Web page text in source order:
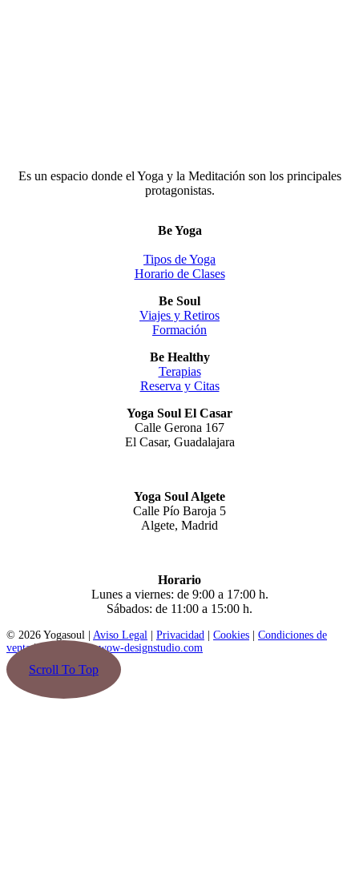
Es un espacio donde el Yoga y la Meditación son los principales
protagonistas.
Be Yoga
Tipos de Yoga
Horario de Clases
Be Soul
Viajes y Retiros
Formación
Be Healthy
Terapias
Reserva y Citas
Yoga Soul El Casar
Calle Gerona 167
El Casar, Guadalajara
Yoga Soul Algete
Calle Pío Baroja 5
Algete, Madrid
Horario
Lunes a viernes: de 9:00 a 17:00 h.
Sábados: de 11:00 a 15:00 h.
© 2026 Yogasoul | Aviso Legal | Privacidad | Cookies | Condiciones de
venta|Diseño web: wow-designstudio.com
Scroll To Top